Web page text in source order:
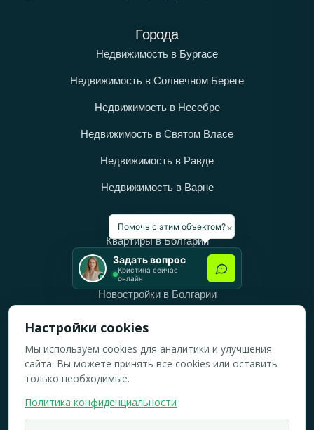
Города
Недвижимость в Бургасе
Недвижимость в Солнечном Береге
Недвижимость в Несебре
Недвижимость в Святом Власе
Недвижимость в Равде
Недвижимость в Варне
Категории
Квартиры в Болгарии
Дома в Болгарии
Новостройки в Болгарии
Вторичное жильё в Болгарии
Рабочее время
ПН-ПТ: 10:00 — 18:00
ВС: Выходной
×
Помочь с этим объектом?
Задать вопрос
Кристина сейчас
онлайн
Настройки cookies
Мы используем cookies для аналитики и улучшения
сайта. Вы можете принять все cookies или оставить
только необходимые.
Политика конфиденциальности